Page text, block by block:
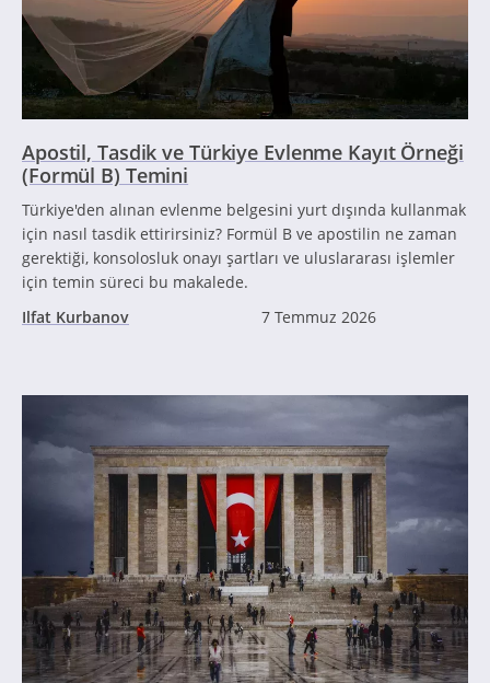
Apostil, Tasdik ve Türkiye Evlenme Kayıt Örneği
(Formül B) Temini
Türkiye'den alınan evlenme belgesini yurt dışında kullanmak
için nasıl tasdik ettirirsiniz? Formül B ve apostilin ne zaman
gerektiği, konsolosluk onayı şartları ve uluslararası işlemler
için temin süreci bu makalede.
Ilfat Kurbanov
7 Temmuz 2026